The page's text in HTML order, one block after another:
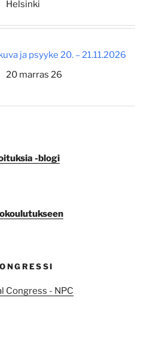
Helsinki
ja psyyke 20. – 21.11.2026
20 marras 26
-blogi
Congress - NPC